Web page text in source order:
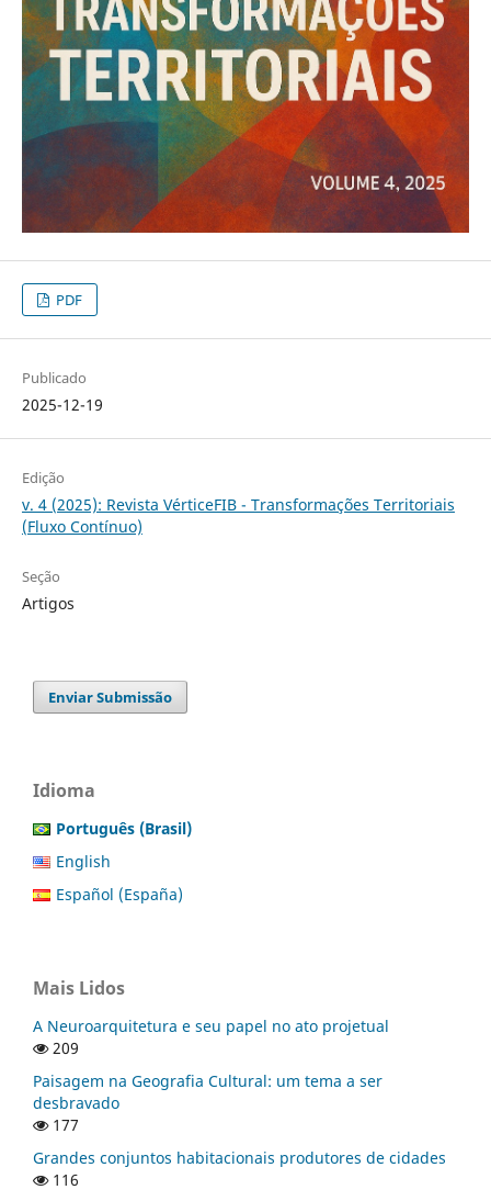
PDF
Publicado
2025-12-19
Edição
v. 4 (2025): Revista VérticeFIB - Transformações Territoriais
(Fluxo Contínuo)
Seção
Artigos
Enviar Submissão
Idioma
Português (Brasil)
English
Español (España)
Mais Lidos
A Neuroarquitetura e seu papel no ato projetual
209
Paisagem na Geografia Cultural: um tema a ser
desbravado
177
Grandes conjuntos habitacionais produtores de cidades
116